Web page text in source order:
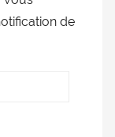
de